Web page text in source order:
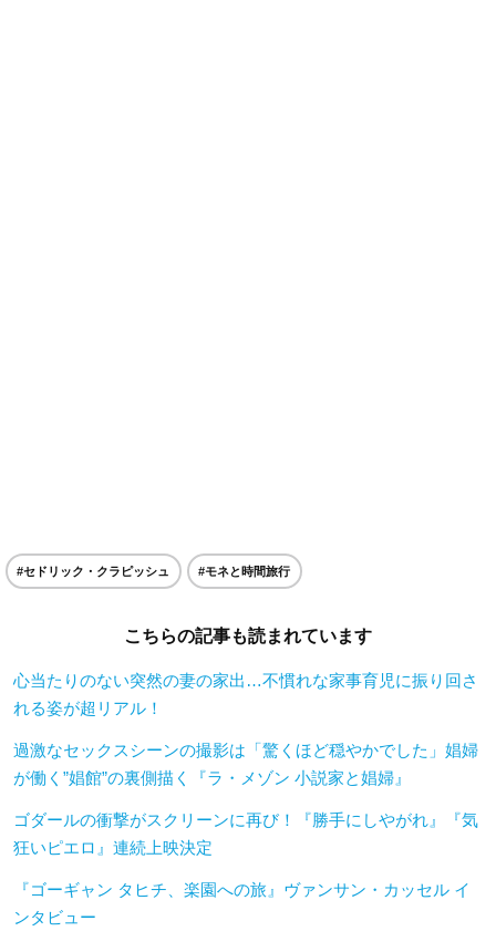
#セドリック・クラピッシュ #モネと時間旅行
こちらの記事も読まれています
心当たりのない突然の妻の家出…不慣れな家事育児に振り回さ
れる姿が超リアル！
過激なセックスシーンの撮影は「驚くほど穏やかでした」娼婦
が働く”娼館”の裏側描く『ラ・メゾン 小説家と娼婦』
ゴダールの衝撃がスクリーンに再び！『勝手にしやがれ』『気
狂いピエロ』連続上映決定
『ゴーギャン タヒチ、楽園への旅』ヴァンサン・カッセル イ
ンタビュー